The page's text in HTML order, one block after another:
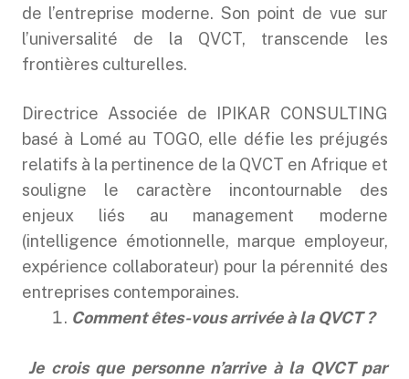
de l’entreprise moderne. Son point de vue sur
l’universalité de la QVCT, transcende les
frontières culturelles.
Directrice Associée de IPIKAR CONSULTING
basé à Lomé au TOGO, elle défie les préjugés
relatifs à la pertinence de la QVCT en Afrique et
souligne le caractère incontournable des
enjeux liés au management moderne
(intelligence émotionnelle, marque employeur,
expérience collaborateur) pour la pérennité des
entreprises contemporaines.
Comment êtes-vous arrivée à la QVCT ?
Je crois que personne n’arrive à la QVCT par